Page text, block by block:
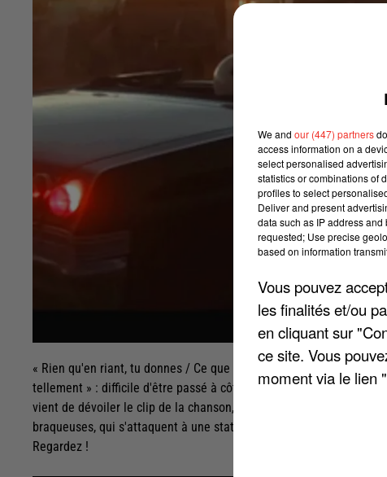
« Rien qu'en riant, tu donnes / Ce que tu génères est précieux /
tellement » : difficile d'être passé à côté du refrain de « Tu donnes
vient de dévoiler le clip de la chanson, où il parcourt le désert
braqueuses, qui s'attaquent à une station-service. Mais hors de
Regardez !
We and our (447) partners
access information on a
select personalised
statistics or combinations of
profiles to select
Deliver and present
data such as IP address
requested; Use precise
based on information
Vous pouvez
les finalités et/ou
en cliquant sur
ce site. Vous
moment via le lien